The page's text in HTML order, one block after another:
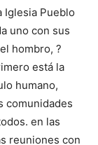
Iglesia Pueblo
uno con sus
hombro, ?
está la
humano,
comunidades
en las
reuniones con